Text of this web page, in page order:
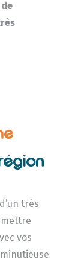
très
vos